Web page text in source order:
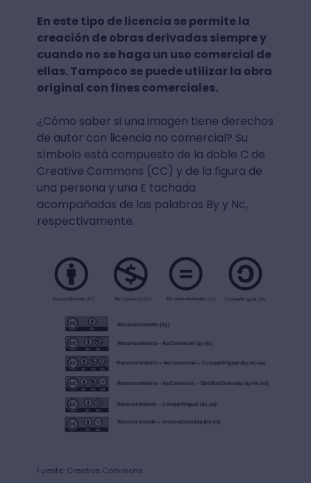
En este tipo de licencia se permite la
creación de obras derivadas siempre y
cuando no se haga un uso comercial de
ellas. Tampoco se puede utilizar la obra
original con fines comerciales.
¿Cómo saber si una imagen tiene derechos
de autor con licencia no comercial? Su
símbolo está compuesto de la doble C de
Creative Commons (CC) y de la figura de
una persona y una E tachada
acompañadas de las palabras By y Nc,
respectivamente.
Fuente: Creative Commons